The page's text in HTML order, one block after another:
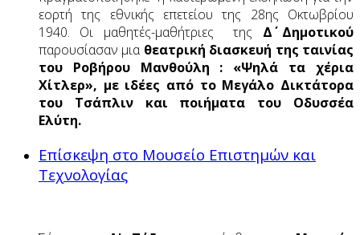
εορτή της εθνικής επετείου της 28ης Οκτωβρίου
1940. Οι μαθητές-μαθήτριες της Δ΄ Δημοτικού
παρουσίασαν μια θεατρική διασκευή της ταινίας
του Ροβήρου Μανθούλη : «Ψηλά τα χέρια
Χίτλερ», με ιδέες από το Μεγάλο Δικτάτορα
του Τσάπλιν και ποιήματα του Οδυσσέα
Ελύτη.
Επίσκεψη στο Μουσείο Επιστημών και
Τεχνολογίας